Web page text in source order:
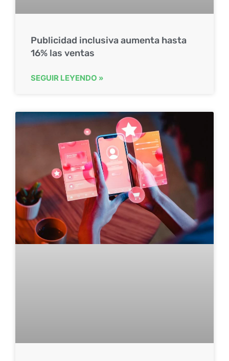
Publicidad inclusiva aumenta hasta
16% las ventas
SEGUIR LEYENDO »